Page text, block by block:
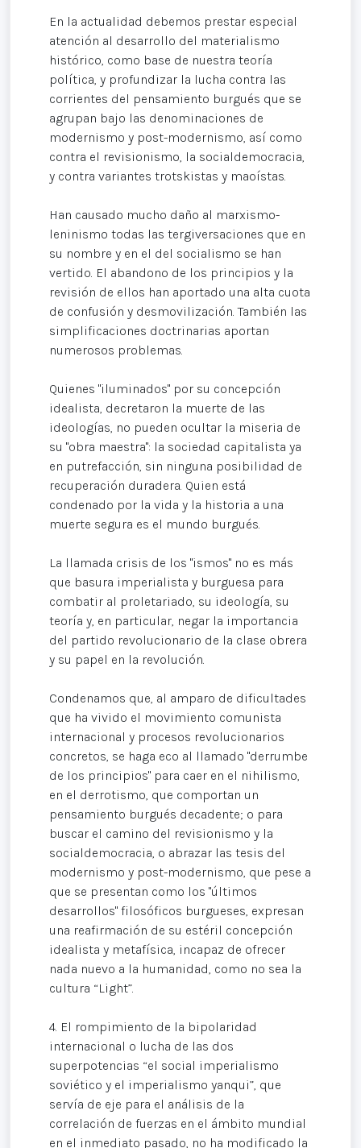
En la actualidad debemos prestar especial
atención al desarrollo del materialismo
histórico, como base de nuestra teoría
política, y profundizar la lucha contra las
corrientes del pensamiento burgués que se
agrupan bajo las denominaciones de
modernismo y post-modernismo, así como
contra el revisionismo, la socialdemocracia,
y contra variantes trotskistas y maoístas.
Han causado mucho daño al marxismo-
leninismo todas las tergiversaciones que en
su nombre y en el del socialismo se han
vertido. El abandono de los principios y la
revisión de ellos han aportado una alta cuota
de confusión y desmovilización. También las
simplificaciones doctrinarias aportan
numerosos problemas.
Quienes "iluminados" por su concepción
idealista, decretaron la muerte de las
ideologías, no pueden ocultar la miseria de
su "obra maestra": la sociedad capitalista ya
en putrefacción, sin ninguna posibilidad de
recuperación duradera. Quien está
condenado por la vida y la historia a una
muerte segura es el mundo burgués.
La llamada crisis de los "ismos" no es más
que basura imperialista y burguesa para
combatir al proletariado, su ideología, su
teoría y, en particular, negar la importancia
del partido revolucionario de la clase obrera
y su papel en la revolución.
Condenamos que, al amparo de dificultades
que ha vivido el movimiento comunista
internacional y procesos revolucionarios
concretos, se haga eco al llamado "derrumbe
de los principios" para caer en el nihilismo,
en el derrotismo, que comportan un
pensamiento burgués decadente; o para
buscar el camino del revisionismo y la
socialdemocracia, o abrazar las tesis del
modernismo y post-modernismo, que pese a
que se presentan como los "últimos
desarrollos" filosóficos burgueses, expresan
una reafirmación de su estéril concepción
idealista y metafísica, incapaz de ofrecer
nada nuevo a la humanidad, como no sea la
cultura “Light”.
4. El rompimiento de la bipolaridad
internacional o lucha de las dos
superpotencias “el social imperialismo
soviético y el imperialismo yanqui”, que
servía de eje para el análisis de la
correlación de fuerzas en el ámbito mundial
en el inmediato pasado, no ha modificado la